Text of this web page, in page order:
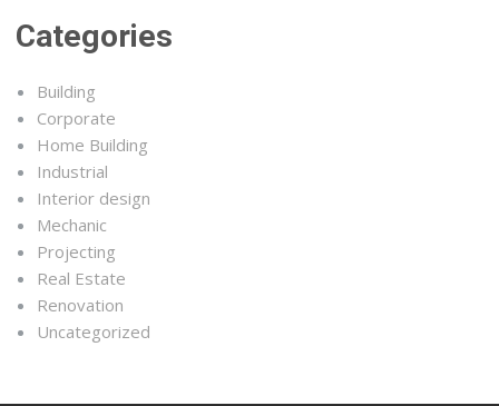
Categories
Building
Corporate
Home Building
Industrial
Interior design
Mechanic
Projecting
Real Estate
Renovation
Uncategorized